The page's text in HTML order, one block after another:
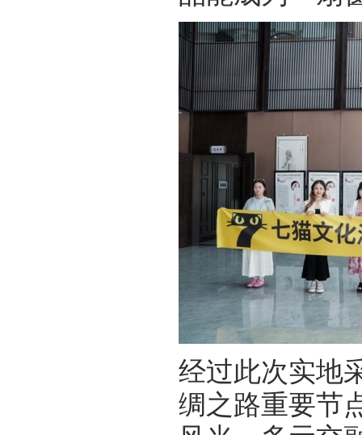
经过此次实地
绸之路重要节